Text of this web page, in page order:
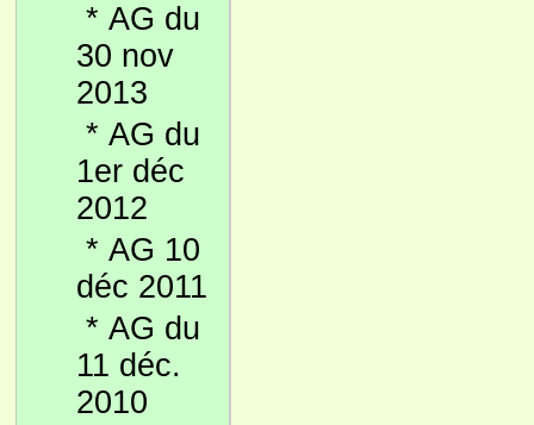
* AG du
30 nov
2013
* AG du
1er déc
2012
* AG 10
déc 2011
* AG du
11 déc.
2010